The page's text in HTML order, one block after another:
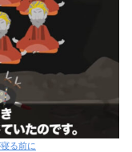
る前に